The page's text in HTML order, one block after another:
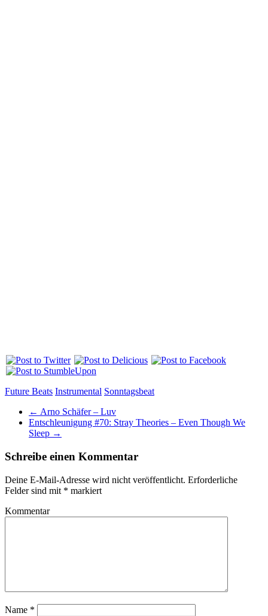
Future Beats Instrumental Sonntagsbeat
← Arno Schäfer – Luv
Entschleunigung #70: Stray Theories – Even Though We
Sleep →
Schreibe einen Kommentar
Deine E-Mail-Adresse wird nicht veröffentlicht. Erforderliche
Felder sind mit * markiert
Kommentar
Name *